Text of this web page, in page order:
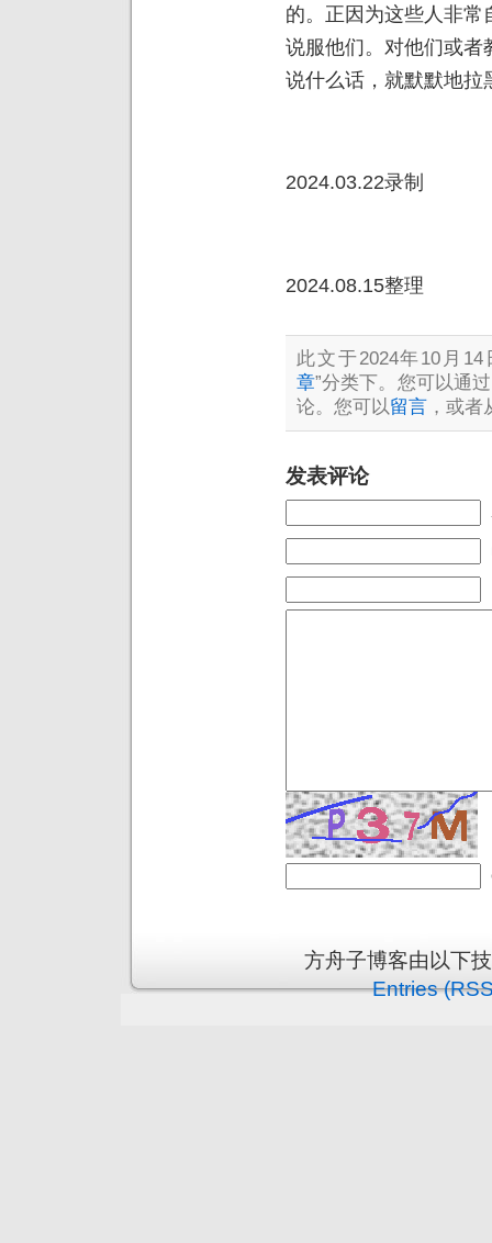
的。正因为这些人非
说服他们。对他们或者
说什么话，就默默地拉
2024.03.22录制
2024.08.15整理
此文于2024年10月
章”分类下。您可以通过
论。您可以留言 ，或
发表评论
方舟子博客由以下
Entries